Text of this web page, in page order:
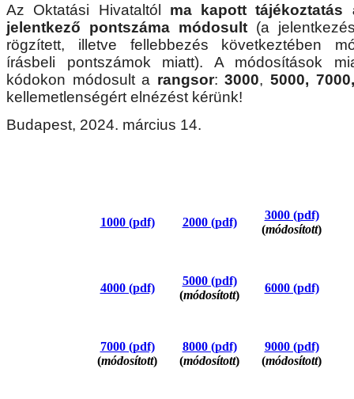
Az Oktatási Hivataltól ma kapott tájékoztatás
jelentkező pontszáma módosult (a
rögzített, illetve fellebbezés következtében
írásbeli pontszámok miatt). A módosítások
kódokon módosult a rangsor:3000,5000,
kellemetlenségért elnézést kérünk!
Budapest, 2024. március 14.
1000 (pdf) 2000 (pdf)
3000 (pdf)
(módosított)
4000 (pdf)
5000 (pdf)
(módosított)
6000 (pdf)
7000 (pdf)
(módosított)
8000 (pdf)
(módosított)
9000 (pdf)
(módosított)